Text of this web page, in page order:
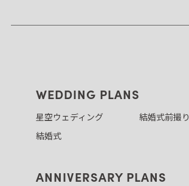
WEDDING PLANS
星空ウェディング
結婚式前撮り
結婚式
ANNIVERSARY PLANS